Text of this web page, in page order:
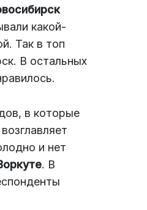
какой-
Так в топ
В остальных
в которые
и нет
. В